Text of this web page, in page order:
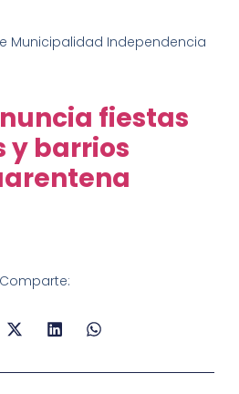
Municipalidad Independencia
fiestas
y barrios
Comparte: